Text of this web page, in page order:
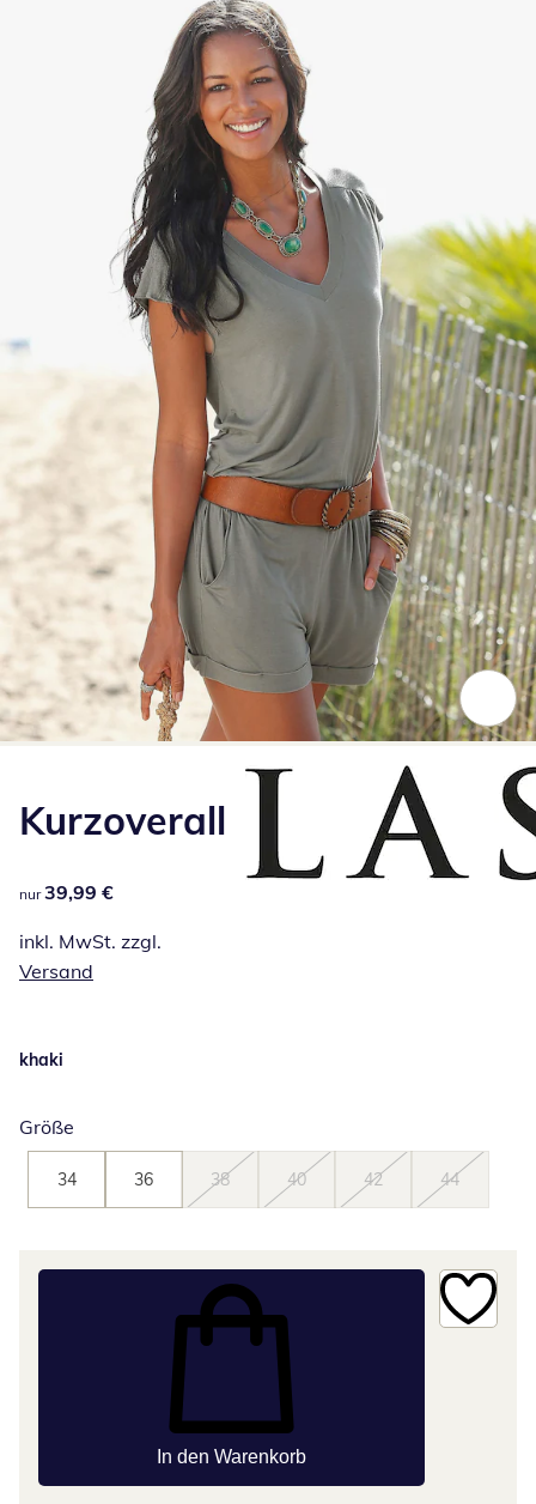
Kurzoverall
39,99 €
nur 39,99 €
inkl. MwSt. zzgl.
Versand
khaki
Größe
34 36 38 40 42 44
In den Warenkorb